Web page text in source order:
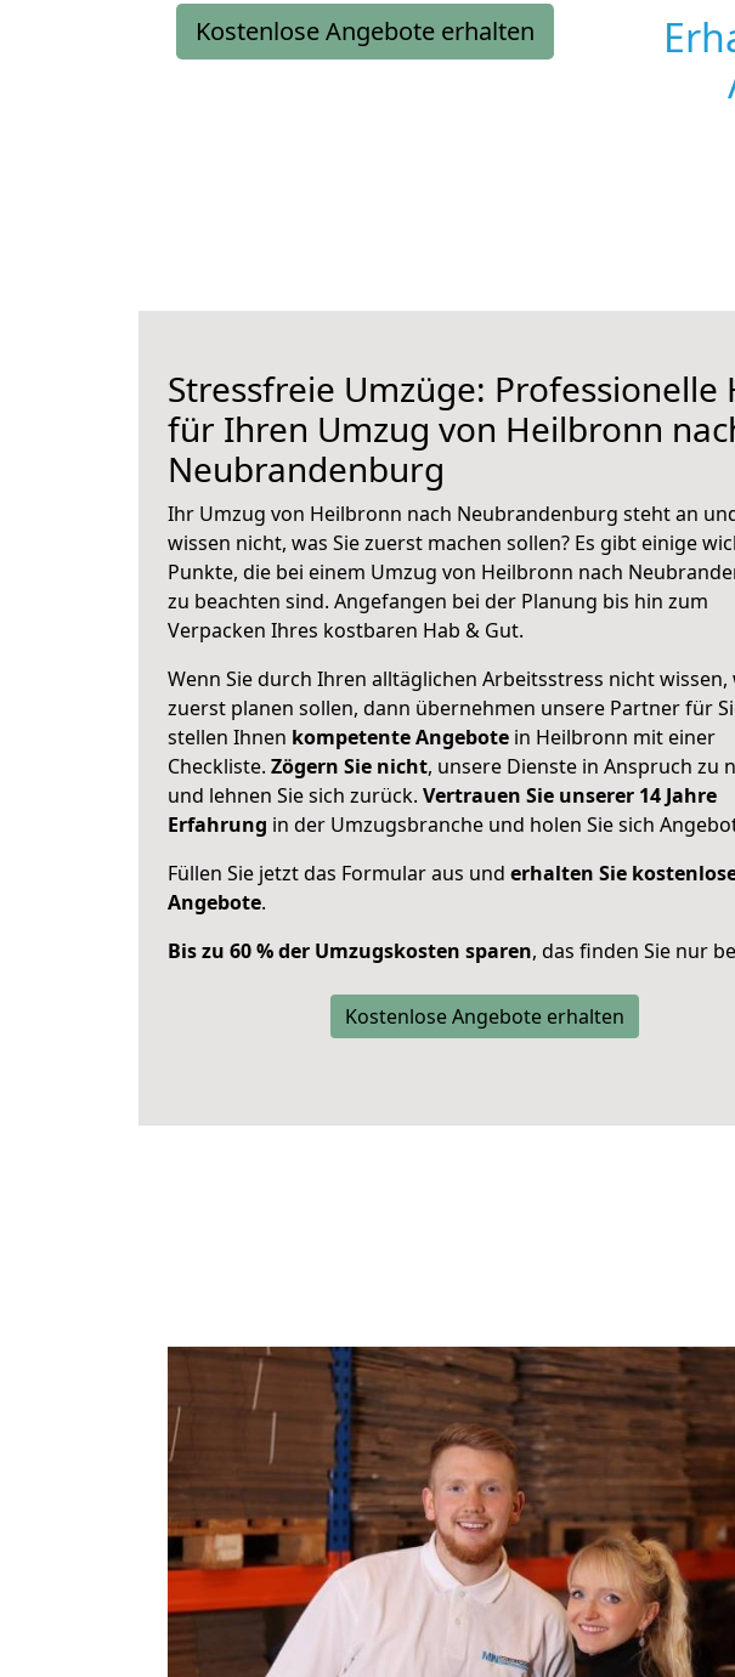
Kostenlose Angebote erhalten
Stressfreie Umzüge: Professionelle
für Ihren Umzug von Heilbronn
Neubrandenburg
Ihr Umzug von Heilbronn nach Neubrandenburg steht an
wissen nicht, was Sie zuerst machen sollen? Es gibt einige
Punkte, die bei einem Umzug von Heilbronn nach
zu beachten sind. Angefangen bei der Planung bis hin zum
Verpacken Ihres kostbaren Hab & Gut.
Wenn Sie durch Ihren alltäglichen Arbeitsstress nicht wissen,
zuerst planen sollen, dann übernehmen unsere Partner für
stellen Ihnen kompetente Angebote in Heilbronn mit einer
Checkliste. Zögern Sie nicht, unsere Dienste in Anspruch zu
und lehnen Sie sich zurück. Vertrauen Sie unserer 14 Jahre
Erfahrung in der Umzugsbranche und holen Sie sich
Füllen Sie jetzt das Formular aus und erhalten Sie
Angebote.
Bis zu 60 % der Umzugskosten sparen, das finden Sie nur
Kostenlose Angebote erhalten